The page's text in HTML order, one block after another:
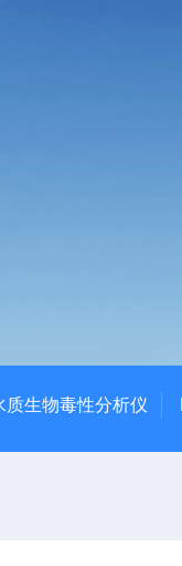
质生物毒性分析仪